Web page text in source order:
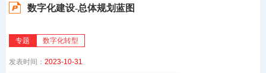
数字化建设-总体规划蓝图
专题 数字化转型
发表时间： 2023-10-31